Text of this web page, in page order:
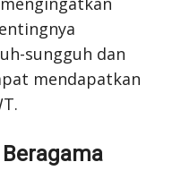
sungguh dan
mendapatkan